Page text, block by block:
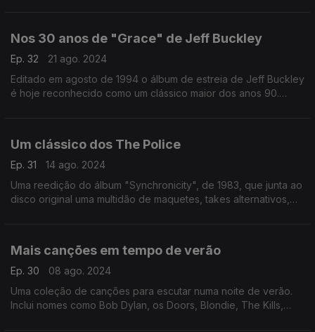
Nos 30 anos de "Grace" de Jeff Buckley
Ep. 32
21 ago. 2024
Editado em agosto de 1994 o álbum de estreia de Jeff Buckley
é hoje reconhecido como um clássico maior dos anos 90.
Um clássico dos The Police
Ep. 31
14 ago. 2024
Uma reedição do álbum "Synchronicity", de 1983, que junta ao
disco original uma multidão de maquetes, takes alternativos,
Mais canções em tempo de verão
Ep. 30
08 ago. 2024
Uma coleção de canções para escutar numa noite de verão.
Inclui nomes como Bob Dylan, os Doors, Blondie, The Kills,